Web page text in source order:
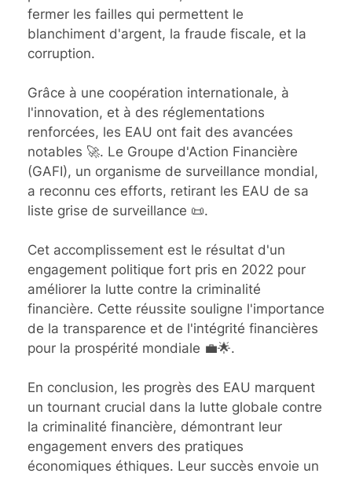
fermer les failles qui permettent le
blanchiment d'argent, la fraude fiscale, et la
corruption.
Grâce à une coopération internationale, à
l'innovation, et à des réglementations
renforcées, les EAU ont fait des avancées
notables 🚀. Le Groupe d'Action Financière
(GAFI), un organisme de surveillance mondial,
a reconnu ces efforts, retirant les EAU de sa
liste grise de surveillance 📜.
Cet accomplissement est le résultat d'un
engagement politique fort pris en 2022 pour
améliorer la lutte contre la criminalité
financière. Cette réussite souligne l'importance
de la transparence et de l'intégrité financières
pour la prospérité mondiale 💼🌟.
En conclusion, les progrès des EAU marquent
un tournant crucial dans la lutte globale contre
la criminalité financière, démontrant leur
engagement envers des pratiques
économiques éthiques. Leur succès envoie un